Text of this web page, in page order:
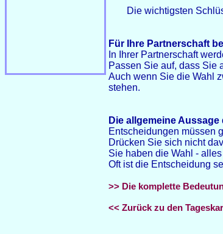
Die wichtigsten
Für Ihre Partnerschaft
In Ihrer Partnerschaft
Passen Sie auf, dass Sie
Auch wenn Sie die Wahl
stehen.
Die allgemeine
Entscheidungen müssen
Drücken Sie sich nicht
Sie haben die Wahl -
Oft ist die Entscheidung
>> Die komplette
<< Zurück zu den